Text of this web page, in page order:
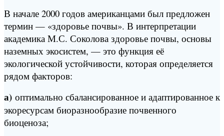
В начале 2000 годов американцами был предложен
термин — «здоровье почвы». В интерпретации
академика М.С. Соколова здоровье почвы, основы
наземных экосистем, — это функция её
экологической устойчивости, которая определяется
рядом факторов:
а) оптимально сбалансированное и адаптированное к
экоресурсам биоразнообразие почвенного
биоценоза;